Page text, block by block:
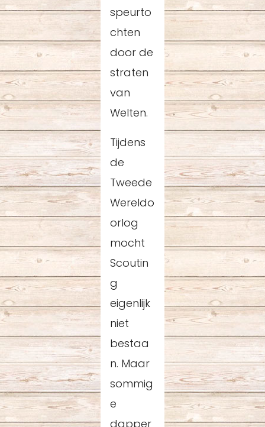
speurto
chten
door de
straten
van
Welten.
Tijdens
de
Tweede
Wereldo
orlog
mocht
Scoutin
g
eigenlijk
niet
bestaa
n. Maar
sommig
e
dapper